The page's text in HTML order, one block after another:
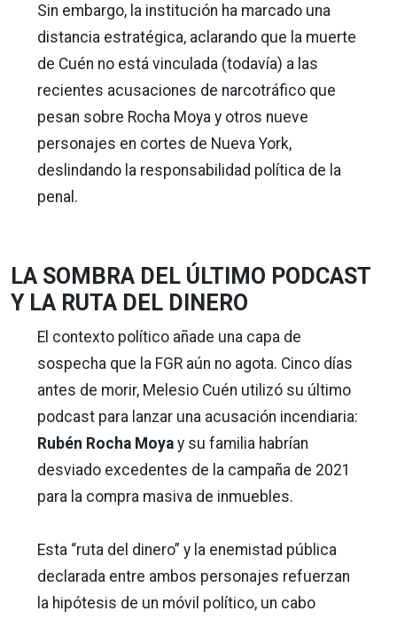
Sin embargo, la institución ha marcado una
distancia estratégica, aclarando que la muerte
de Cuén no está vinculada (todavía) a las
recientes acusaciones de narcotráfico que
pesan sobre Rocha Moya y otros nueve
personajes en cortes de Nueva York,
deslindando la responsabilidad política de la
penal.
LA SOMBRA DEL ÚLTIMO PODCAST
Y LA RUTA DEL DINERO
El contexto político añade una capa de
sospecha que la FGR aún no agota. Cinco días
antes de morir, Melesio Cuén utilizó su último
podcast para lanzar una acusación incendiaria:
Rubén Rocha Moya y su familia habrían
desviado excedentes de la campaña de 2021
para la compra masiva de inmuebles.
Esta “ruta del dinero” y la enemistad pública
declarada entre ambos personajes refuerzan
la hipótesis de un móvil político, un cabo